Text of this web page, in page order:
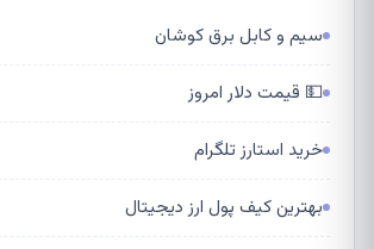
سیم و کابل برق کوشان
💵 قیمت دلار امروز
خرید استارز تلگرام
بهترین کیف پول ارز دیجیتال